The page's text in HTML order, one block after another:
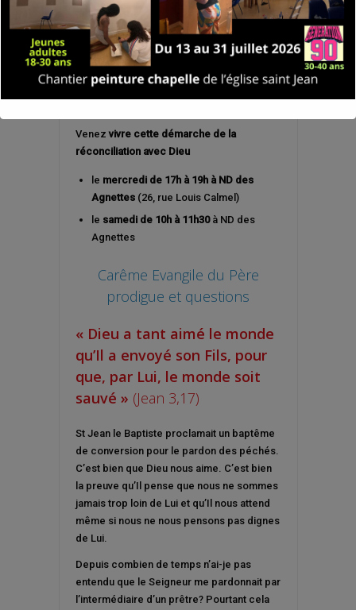
Venez vivre cette démarche de la
réconciliation avec Dieu
le mercredide 17h à 19h à ND des
Agnettes(26, rue Louis Calmel)
le samedi de 10h à 11h30à ND des
Agnettes
Carême Evangile du Père
prodigue et questions
« Dieu a tant aimé le monde
qu’Il a envoyé son Fils, pour
que, par Lui, le monde soit
sauvé » (Jean 3,17)
St Jean le Baptiste proclamait un baptême
de conversion pour le pardon des péchés.
C’est bien que Dieu nous aime. C’est bien
la preuve qu’Il pense que nous ne sommes
jamais trop loin de Lui et qu’Il nous attend
même si nous ne nous pensons pas dignes
de Lui.
Depuis combien de temps n’ai-je pas
entendu que le Seigneur me pardonnait par
l’intermédiaire d’un prêtre? Pourtant cela